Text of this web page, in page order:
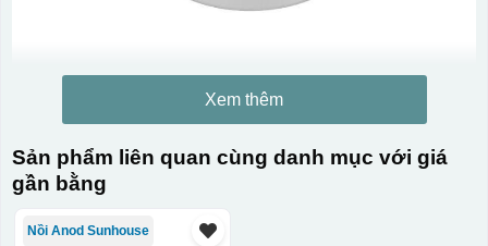
Xem thêm
Sản phẩm liên quan cùng danh mục với giá
gần bằng
Nồi Anod Sunhouse